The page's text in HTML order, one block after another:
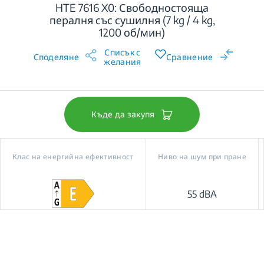
HTE 7616 X0: Свободностояща
пералня със сушилня (7 kg / 4 kg,
1200 об/мин)
Споделяне
Списък с
желания
Сравнение
Къде да закупя
Клас на енергийна ефективност Ниво на шум при пране
55 dBA